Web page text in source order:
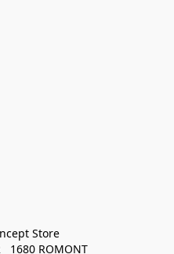
Store
1680 ROMONT